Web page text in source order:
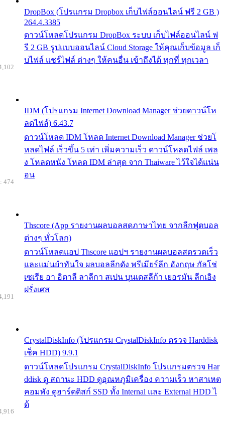
DropBox (โปรแกรม Dropbox เก็บไฟล์ออนไลน์ ฟรี 2 GB )
264.4.3385
ดาวน์โหลดโปรแกรม DropBox ระบบ เก็บไฟล์ออนไลน์ ฟ
รี 2 GB รูปแบบออนไลน์ Cloud Storage ให้คุณเก็บข้อมูล เก็
บไฟล์ แชร์ไฟล์ ต่างๆ ให้คนอื่น เข้าถึงได้ ทุกที่ ทุกเวลา
IDM (โปรแกรม Internet Download Manager ช่วยดาวน์โห
ลดไฟล์) 6.43.7
ดาวน์โหลด IDM โหลด Internet Download Manager ช่วยโ
หลดไฟล์ เร็วขึ้น 5 เท่า เพิ่มความเร็ว ดาวน์โหลดไฟล์ เพล
ง โหลดหนัง โหลด IDM ล่าสุด จาก Thaiware ไว้ใจได้แน่น
อน
Thscore (App รายงานผลบอลสดภาษาไทย จากลีกฟุตบอล
ต่างๆ ทั่วโลก)
ดาวน์โหลดแอป Thscore แอปฯ รายงานผลบอลสดรวดเร็ว
และแม่นยำทันใจ ผลบอลลีกดัง พรีเมียร์ลีก อังกฤษ กัลโช่
เซเรีย อา อิตาลี ลาลีกา สเปน บุนเดสลีก้า เยอรมัน ลีกเอิง
ฝรั่งเศส
474
CrystalDiskInfo (โปรแกรม CrystalDiskInfo ตรวจ Harddisk
เช็ค HDD) 9.9.1
ดาวน์โหลดโปรแกรม CrystalDiskInfo โปรแกรมตรวจ Har
ddisk ดู สถานะ HDD ดูอุณหภูมิเครื่อง ความเร็ว หาสาเหต
คอมพัง ดูฮาร์ดดิสก์ SSD ทั้ง Internal และ External HDD ไ
ด้